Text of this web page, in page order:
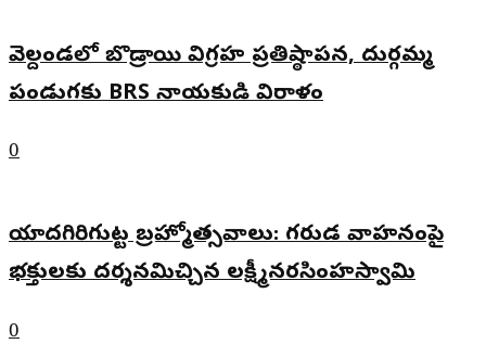
వెల్దండలో బొడ్రాయి విగ్రహ ప్రతిష్ఠాపన, దుర్గమ్మ
పండుగకు BRS నాయకుడి విరాళం
0
యాదగిరిగుట్ట బ్రహ్మోత్సవాలు: గరుడ వాహనంపై
భక్తులకు దర్శనమిచ్చిన లక్ష్మీనరసింహస్వామి
0